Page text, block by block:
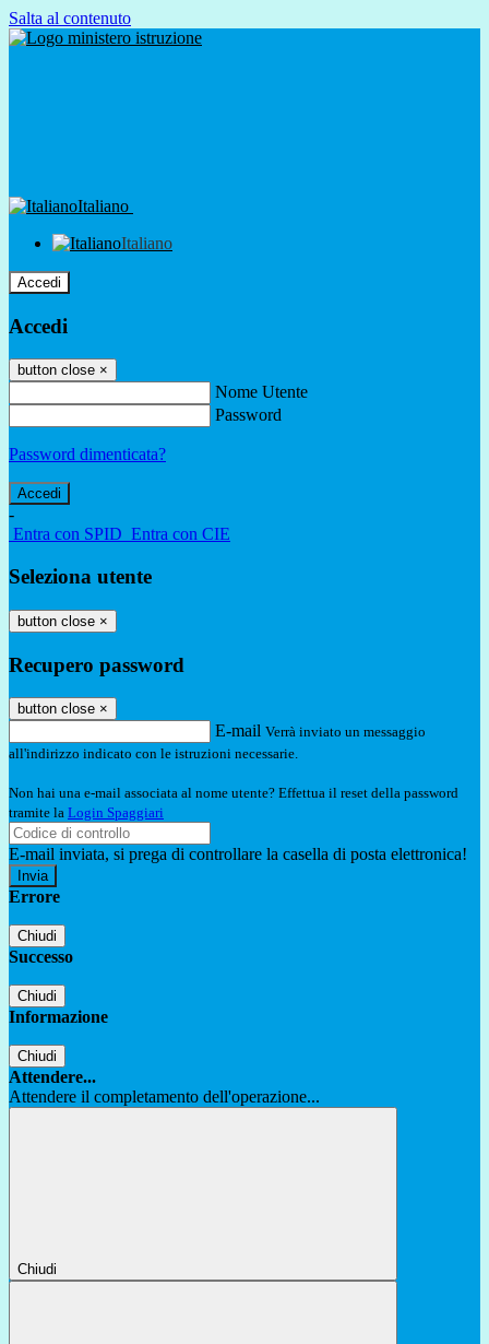
Salta al contenuto
Italiano
Italiano
Accedi
Accedi
button close ×
Nome Utente
Password
Password dimenticata?
-
Entra con SPID Entra con CIE
Seleziona utente
button close ×
Recupero password
button close ×
E-mail Verrà inviato un messaggio
all'indirizzo indicato con le istruzioni necessarie.
Non hai una e-mail associata al nome utente? Effettua il reset della password
tramite la Login Spaggiari
E-mail inviata, si prega di controllare la casella di posta elettronica!
Errore
Chiudi
Successo
Chiudi
Informazione
Chiudi
Attendere...
Attendere il completamento dell'operazione...
Chiudi